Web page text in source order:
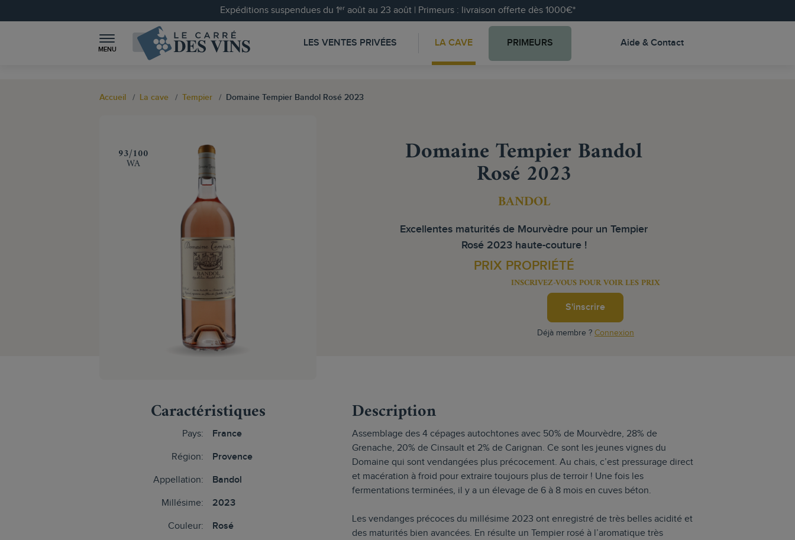
Expéditions suspendues du 1ᵉʳ août au 23 août | Primeurs : livraison offerte dès 1000€*
MENU
LES VENTES PRIVÉES LA CAVE PRIMEURS Aide & Contact
Accueil La cave Tempier Domaine Tempier Bandol Rosé 2023
‍93/100
WA Domaine Tempier Bandol
Rosé 2023
BANDOL
Excellentes maturités de Mourvèdre pour un Tempier
Rosé 2023 haute-couture !
PRIX PROPRIÉTÉ
INSCRIVEZ-VOUS POUR VOIR LES PRIX
S'inscrire
Déjà membre ? Connexion
Caractéristiques
Pays: France
Région: Provence
Appellation: Bandol
Millésime: 2023
Couleur: Rosé
Description
Assemblage des 4 cépages autochtones avec 50% de Mourvèdre, 28% de
Grenache, 20% de Cinsault et 2% de Carignan. Ce sont les jeunes vignes du
Domaine qui sont vendangées plus précocement. Au chais, c’est pressurage direct
et macération à froid pour extraire toujours plus de terroir ! Une fois les
fermentations terminées, il y a un élevage de 6 à 8 mois en cuves béton.
Les vendanges précoces du millésime 2023 ont enregistré de très belles acidité et
des maturités bien avancées. En résulte un Tempier rosé à l’aromatique très